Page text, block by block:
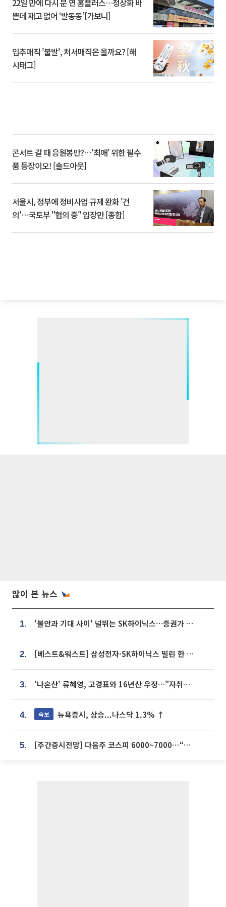
22일 만에 다시 문 연 홈플러스…정상화 바
쁜데 재고 없어 ‘발동동’[가보니]
입추매직 '불발', 처서매직은 올까요? [해
시태그]
콘서트 갈 때 응원봉만?⋯'최애' 위한 필수
품 등장이오! [솔드아웃]
서울시, 정부에 정비사업 규제 완화 '건
의'⋯국토부 "협의 중" 입장만 [종합]
많이 본 뉴스
1. '불안과 기대 사이' 널뛰는 SK하이닉스…증권가 "HBM4·LTA 기반 펀터멘털 견고"
2. [베스트&워스트] 삼성전자·SK하이닉스 밀린 한 주…상상인증권은 85% 급등
3. '나혼산' 류혜영, 고경표와 16년산 우정…"자취방서 부모님과 마주쳐"
4. 속보 뉴욕증시, 상승...나스닥 1.3% ↑
5. [주간증시전망] 다음주 코스피 6000~7000⋯“外人 수급은 정책이 변수”